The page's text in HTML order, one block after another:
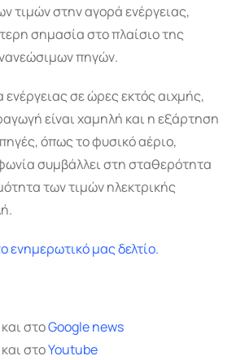
τιμών στην αγορά ενέργειας,
σημασία στο πλαίσιο της
πηγών.
σε ώρες εκτός αιχμής,
είναι χαμηλή και η εξάρτηση
όπως το φυσικό αέριο,
συμβάλλει στη σταθερότητα
των τιμών ηλεκτρικής
ενημερωτικό μας δελτίο.
στοGooglenews
στοYoutube